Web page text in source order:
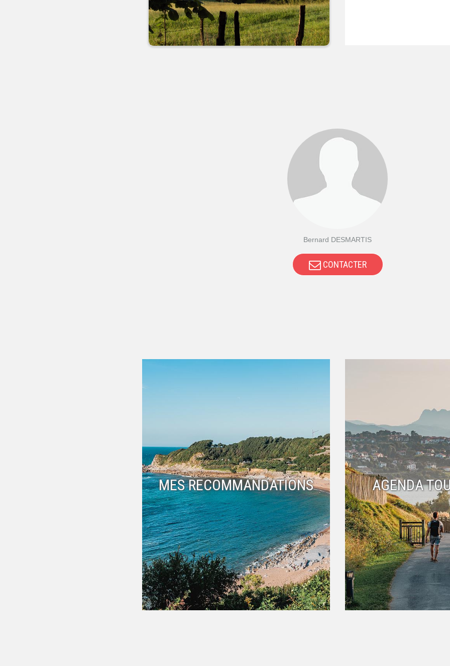
Bernard DESMARTIS
CONTACTER
MES RECOMMANDATIONS AGENDA